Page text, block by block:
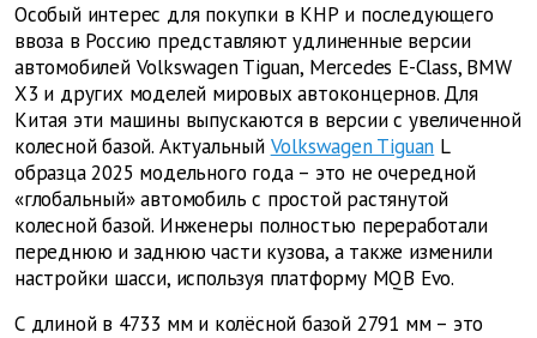
Особый интерес для покупки в КНР и последующего
ввоза в Россию представляют удлиненные версии
автомобилей Volkswagen Tiguan, Mercedes E-Class, BMW
X3 и других моделей мировых автоконцернов. Для
Китая эти машины выпускаются в версии с увеличенной
колесной базой. Актуальный Volkswagen Tiguan L
образца 2025 модельного года – это не очередной
«глобальный» автомобиль с простой растянутой
колесной базой. Инженеры полностью переработали
переднюю и заднюю части кузова, а также изменили
настройки шасси, используя платформу MQB Evo.
С длиной в 4733 мм и колёсной базой 2791 мм – это